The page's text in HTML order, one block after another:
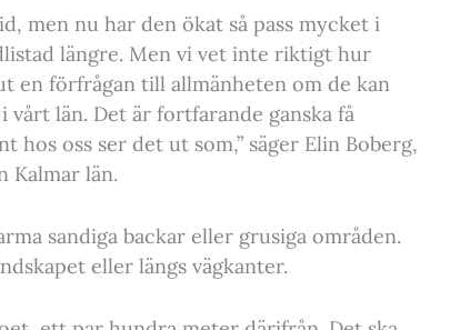
men nu har den ökat så pass mycket i
längre. Men vi vet inte riktigt hur
en förfrågan till allmänheten om de kan
län. Det är fortfarande ganska få
hos oss ser det ut som,” säger Elin Boberg,
Kalmar län.
sandiga backar eller grusiga områden.
eller längs vägkanter.